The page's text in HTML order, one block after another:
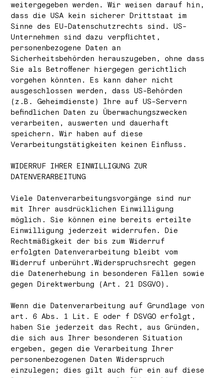
weitergegeben werden. Wir weisen darauf hin,
dass die USA kein sicherer Drittstaat im
Sinne des EU-Datenschutzrechts sind. US-
Unternehmen sind dazu verpflichtet,
personenbezogene Daten an
Sicherheitsbehörden herauszugeben, ohne dass
Sie als Betroffener hiergegen gerichtlich
vorgehen könnten. Es kann daher nicht
ausgeschlossen werden, dass US-Behörden
(z.B. Geheimdienste) Ihre auf US-Servern
befindlichen Daten zu Überwachungszwecken
verarbeiten, auswerten und dauerhaft
speichern. Wir haben auf diese
Verarbeitungstätigkeiten keinen Einfluss.
WIDERRUF IHRER EINWILLIGUNG ZUR
DATENVERARBEITUNG
Viele Datenverarbeitungsvorgänge sind nur
mit Ihrer ausdrücklichen Einwilligung
möglich. Sie können eine bereits erteilte
Einwilligung jederzeit widerrufen. Die
Rechtmäßigkeit der bis zum Widerruf
erfolgten Datenverarbeitung bleibt vom
Widerruf unberührt.Widerspruchsrecht gegen
die Datenerhebung in besonderen Fällen sowie
gegen Direktwerbung (Art. 21 DSGVO).
Wenn die Datenverarbeitung auf Grundlage von
art. 6 Abs. 1 Lit. E oder f DSVGO erfolgt,
haben Sie jederzeit das Recht, aus Gründen,
die sich aus Ihrer besonderen Situation
ergeben, gegen die Verarbeitung Ihrer
personenbezogenen Daten Widerspruch
einzulegen; dies gilt auch für ein auf diese